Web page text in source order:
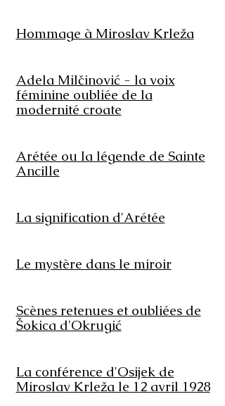
Hommage à Miroslav Krleža
Adela Milčinović - la voix
féminine oubliée de la
modernité croate
Arétée ou la légende de Sainte
Ancille
La signification d'Arétée
Le mystère dans le miroir
Scènes retenues et oubliées de
Šokica d'Okrugić
La conférence d'Osijek de
Miroslav Krleža le 12 avril 1928